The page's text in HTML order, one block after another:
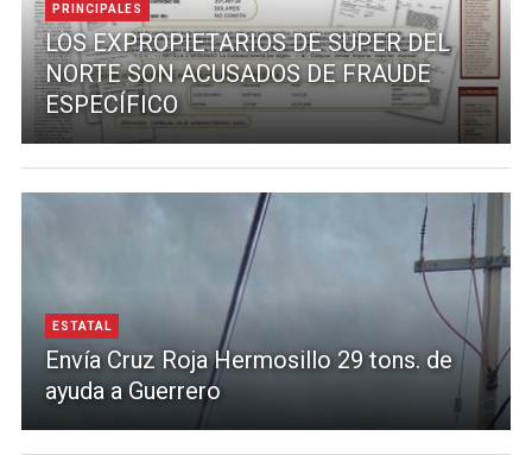
PRINCIPALES
LOS EXPROPIETARIOS DE SUPER DEL
NORTE SON ACUSADOS DE FRAUDE
ESPECÍFICO
ESTATAL
Envía Cruz Roja Hermosillo 29 tons. de
ayuda a Guerrero